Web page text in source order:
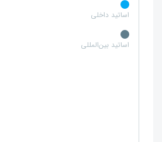
اساتید داخلی
اساتید بین‌المللی